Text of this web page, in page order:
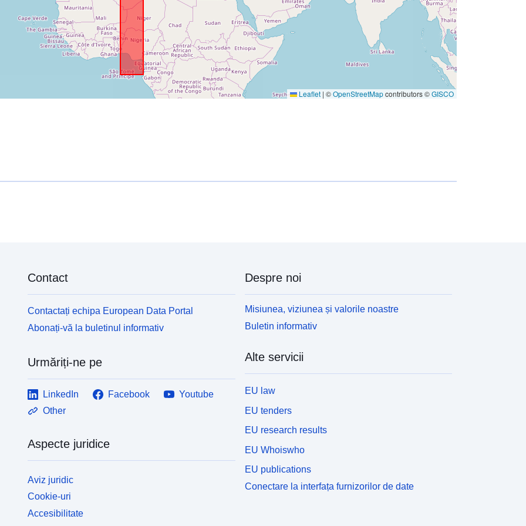
Leaflet | ©OpenStreetMapcontributors ©GISCO
Contact
Contactați echipa European Data Portal
Abonați-vă la buletinul informativ
Urmăriți-ne pe
LinkedIn Facebook
Youtube
Other
Aspecte juridice
Aviz juridic
Cookie-uri
Accesibilitate
Despre noi
Misiunea, viziunea și valorile noastre
Buletin informativ
Alte servicii
EU law
EU tenders
EU research results
EU Whoiswho
EU publications
Conectare la interfața furnizorilor de date